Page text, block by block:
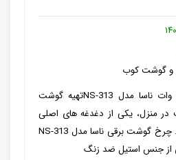
گوشت کوب
چرخ گوشت برقی 1800 وات ناسا مدل NS-313تهیه گوشت
در منزل، یکی از دغدغه های اصلی
بسیاری از خانواده هاست. چرخ گوشت برقی ناسا مدل NS-313